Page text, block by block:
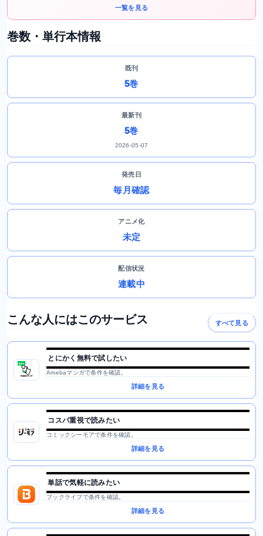
一覧を見る
巻数・単行本情報
既刊
5巻
最新刊
5巻
2026-05-07
発売日
毎月確認
アニメ化
未定
配信状況
連載中
こんな人にはこのサービス すべて見る
とにかく無料で試したい
Amebaマンガで条件を確認。
詳細を見る
コスパ重視で読みたい
コミックシーモアで条件を確認。
詳細を見る
単話で気軽に読みたい
ブックライブで条件を確認。
詳細を見る